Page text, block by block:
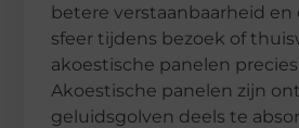
betere verstaanbaarheid
sfeer tijdens bezoek of
akoestische panelen
Akoestische panelen zijn
geluidsgolven deels te